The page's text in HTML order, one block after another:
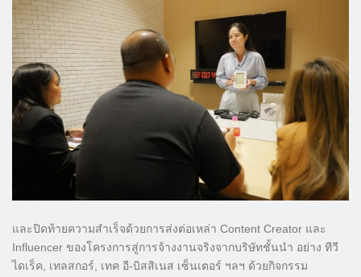
และปิดท้ายความสำเร็จด้วยการส่งต่อเหล่า Content Creator และ
Influencer ของโครงการสู่การจ้างงานจริงจากบริษัทชั้นนำ อย่าง ทีวี
ไดเร็ค, เทลสกอร์, เทค อี-บิสสิเนส เซ็นเตอร์ ฯลฯ ด้วยกิจกรรม